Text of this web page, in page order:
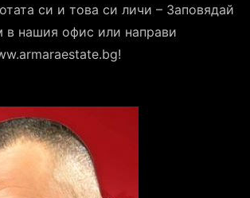
си и това си личи – Заповядай
в нашия офис или направи